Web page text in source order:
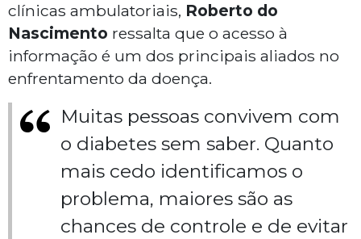
clínicas ambulatoriais, Roberto do
Nascimento ressalta que o acesso à
informação é um dos principais aliados no
enfrentamento da doença.
Muitas pessoas convivem com
o diabetes sem saber. Quanto
mais cedo identificamos o
problema, maiores são as
chances de controle e de evitar